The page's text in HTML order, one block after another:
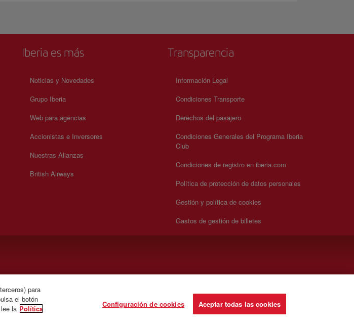
Iberia es más
Noticias y Novedades
Grupo Iberia
Web para agencias
Accionistas e Inversores
Nuestras Alianzas
British Airways
Transparencia
Información Legal
Condiciones Transporte
Derechos del pasajero
Condiciones Generales del Programa Iberia
Club
Condiciones de registro en iberia.com
Política de protección de datos personales
Gestión y política de cookies
Gastos de gestión de billetes
para
el botón
la Política
Configuración de cookies Aceptar todas las cookies